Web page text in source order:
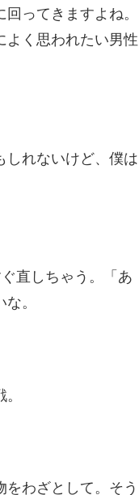
ってきますよね。
く思われたい男性
しれないけど、僕は
直しちゃう。「あ
。
をわざとして。そう